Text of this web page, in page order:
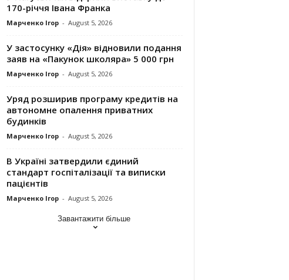
170-річчя Івана Франка
Марченко Ігор - August 5, 2026
У застосунку «Дія» відновили подання
заяв на «Пакунок школяра» 5 000 грн
Марченко Ігор - August 5, 2026
Уряд розширив програму кредитів на
автономне опалення приватних
будинків
Марченко Ігор - August 5, 2026
В Україні затвердили єдиний
стандарт госпіталізації та виписки
пацієнтів
Марченко Ігор - August 5, 2026
Завантажити більше